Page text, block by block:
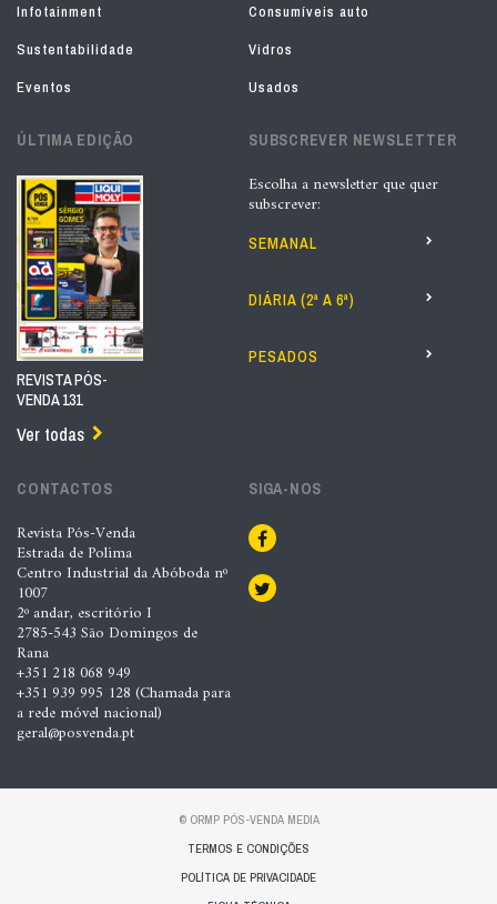
Infotainment
Consumíveis auto
Sustentabilidade
Vidros
Eventos
Usados
ÚLTIMA EDIÇÃO
REVISTA PÓS-
VENDA 131
Ver todas
SUBSCREVER NEWSLETTER
Escolha a newsletter que quer
subscrever:
SEMANAL
DIÁRIA (2ª A 6ª)
PESADOS
CONTACTOS
Revista Pós-Venda
Estrada de Polima
Centro Industrial da Abóboda nº
1007
2º andar, escritório I
2785-543 São Domingos de
Rana
+351 218 068 949
+351 939 995 128 (Chamada para
a rede móvel nacional)
geral@posvenda.pt
SIGA-NOS
© ORMP PÓS-VENDA MEDIA
TERMOS E CONDIÇÕES
POLÍTICA DE PRIVACIDADE